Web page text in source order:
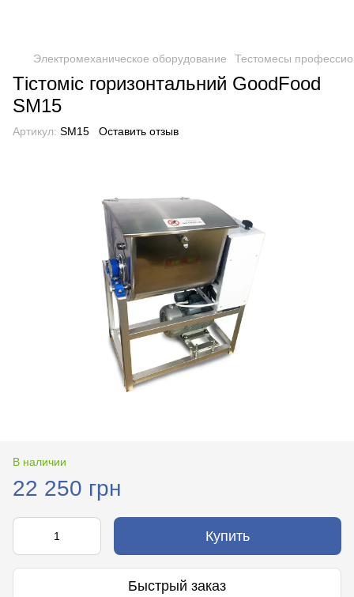
Электромеханическое оборудование Тестомесы
Тістоміс горизонтальний GoodFood
SM15
Артикул: SM15 Оставить отзыв
В наличии
22 250 грн
Купить
Быстрый заказ